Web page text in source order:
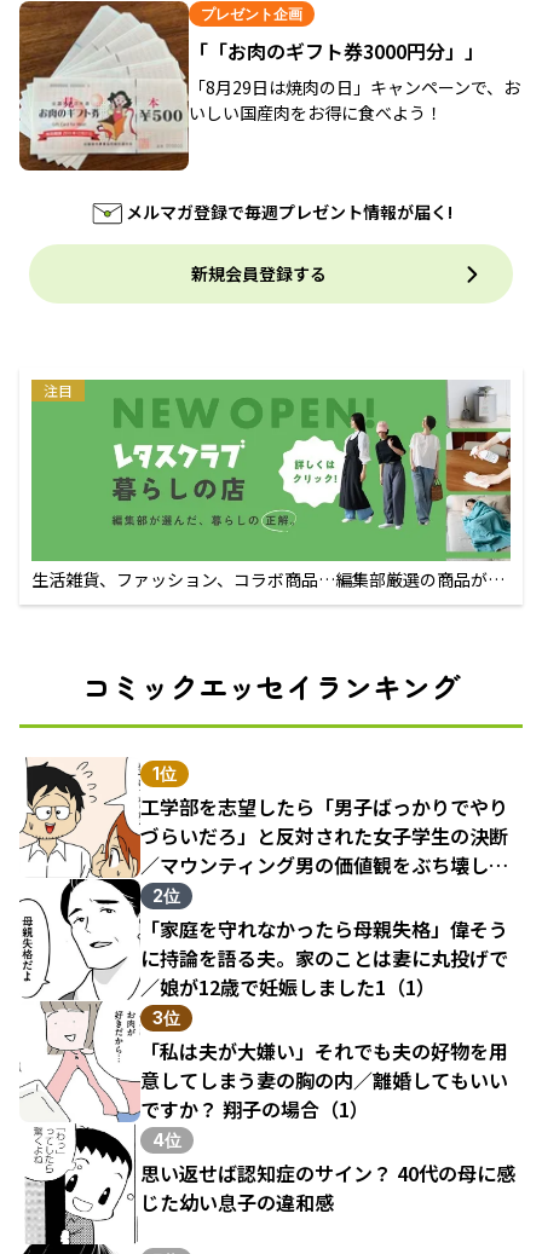
プレゼント企画
「「お肉のギフト券3000円分」」
「8月29日は焼肉の日」キャンペーンで、お
いしい国産肉をお得に食べよう！
メルマガ登録で毎週プレゼント情報が届く!
新規会員登録する
注目
生活雑貨、ファッション、コラボ商品…編集部厳選の商品が買
えるECサイト
コミックエッセイランキング
1位
工学部を志望したら「男子ばっかりでやり
づらいだろ」と反対された女子学生の決断
／マウンティング男の価値観をぶち壊した
結果（1）
2位
「家庭を守れなかったら母親失格」偉そう
に持論を語る夫。家のことは妻に丸投げで
／娘が12歳で妊娠しました1（1）
3位
「私は夫が大嫌い」それでも夫の好物を用
意してしまう妻の胸の内／離婚してもいい
ですか？ 翔子の場合（1）
4位
思い返せば認知症のサイン？ 40代の母に感
じた幼い息子の違和感